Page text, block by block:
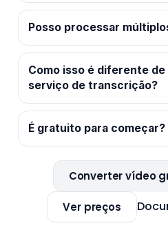
Posso processar
Como isso é diferente de
serviço de transcrição?
É gratuito para começar?
Converter vídeo
Ver preços